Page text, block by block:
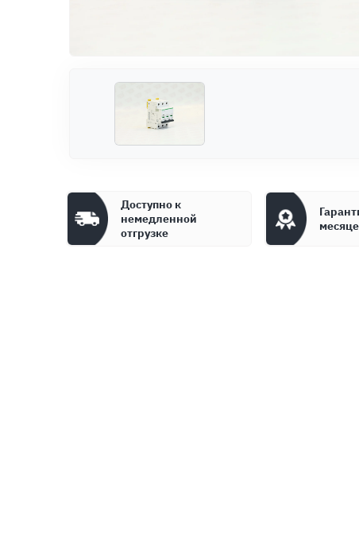
Доступно к
немедленной
отгрузке